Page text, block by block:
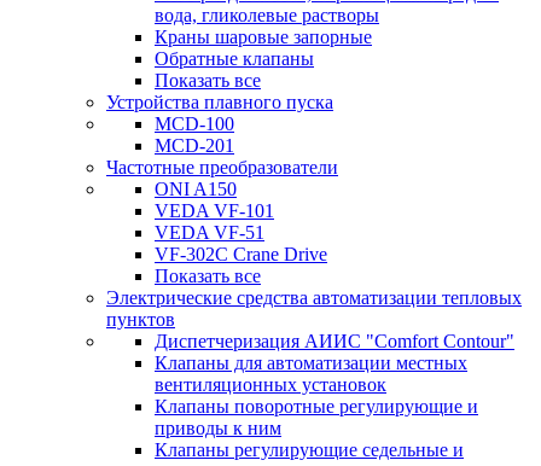
вода, гликолевые растворы
Краны шаровые запорные
Обратные клапаны
Показать все
Устройства плавного пуска
MCD-100
MCD-201
Частотные преобразователи
ONI A150
VEDA VF-101
VEDA VF-51
VF-302C Crane Drive
Показать все
Электрические средства автоматизации тепловых
пунктов
Диспетчеризация АИИС "Comfort Contour"
Клапаны для автоматизации местных
вентиляционных установок
Клапаны поворотные регулирующие и
приводы к ним
Клапаны регулирующие седельные и